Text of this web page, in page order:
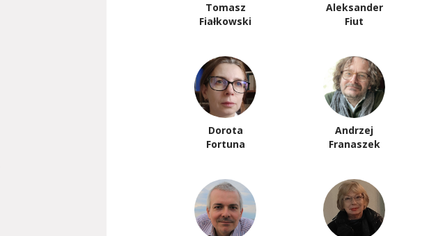
Tomasz
Fiałkowski
Aleksander
Fiut
Dorota
Fortuna
Andrzej
Franaszek